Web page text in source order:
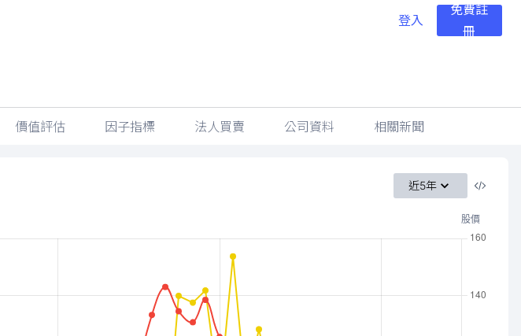
登入
免費註
冊
價值評估 因子指標 法人買賣 公司資料 相關新聞
近5年